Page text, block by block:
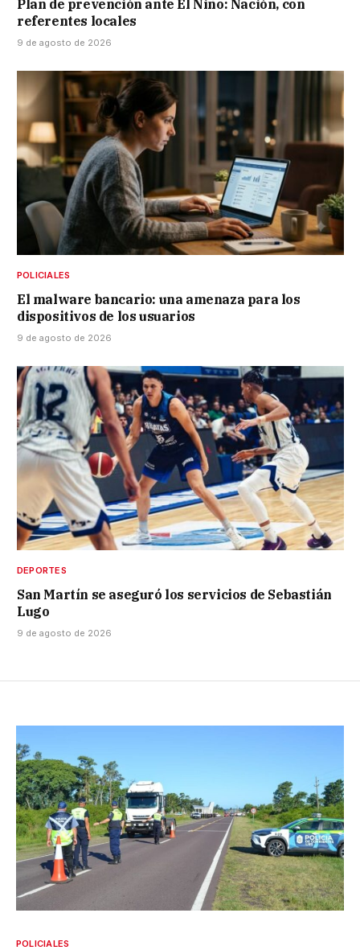
Plan de prevención ante El Niño: Nación, con
referentes locales
9 de agosto de 2026
POLICIALES
El malware bancario: una amenaza para los
dispositivos de los usuarios
9 de agosto de 2026
DEPORTES
San Martín se aseguró los servicios de Sebastián
Lugo
9 de agosto de 2026
POLICIALES